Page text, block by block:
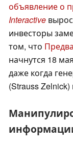
объявление о
Interactive
инвесторы
том, что
начнутся 18
даже когда
(Strauss